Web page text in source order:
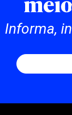
Informa,